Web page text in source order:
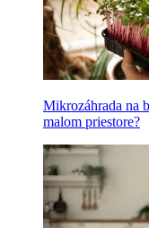
Mikrozáhrada na
malom priestore?